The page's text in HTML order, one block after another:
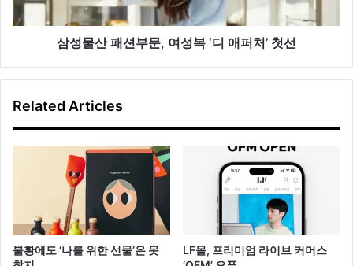
문,
여
퍼
삼성물산 패션부문, 여성복 ‘디 애퍼처’ 첫선
Related Articles
불황에도 ‘나를 위한 선물’은 못
LF몰, 프리미엄 라이브 커머스